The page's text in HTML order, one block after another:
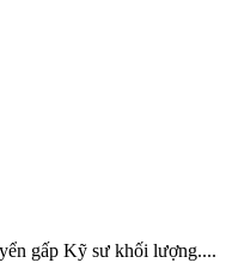
gấp Kỹ sư khối lượng....